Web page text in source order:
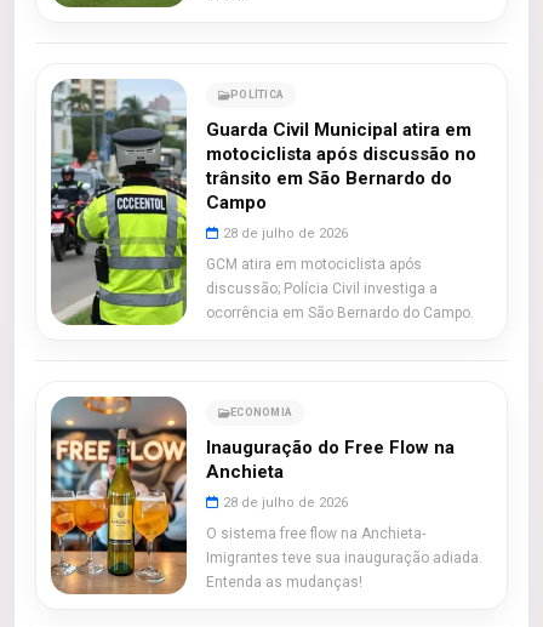
POLÍTICA
Guarda Civil Municipal atira em
motociclista após discussão no
trânsito em São Bernardo do
Campo
28 de julho de 2026
GCM atira em motociclista após
discussão; Polícia Civil investiga a
ocorrência em São Bernardo do Campo.
ECONOMIA
Inauguração do Free Flow na
Anchieta
28 de julho de 2026
O sistema free flow na Anchieta-
Imigrantes teve sua inauguração adiada.
Entenda as mudanças!